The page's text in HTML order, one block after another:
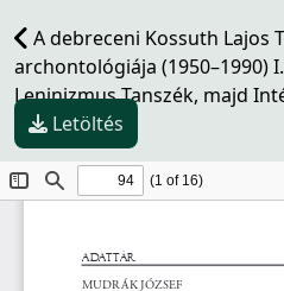
A debreceni Kossuth Lajos
archontológiája (1950–1990)
Leninizmus Tanszék, majd
Letöltés